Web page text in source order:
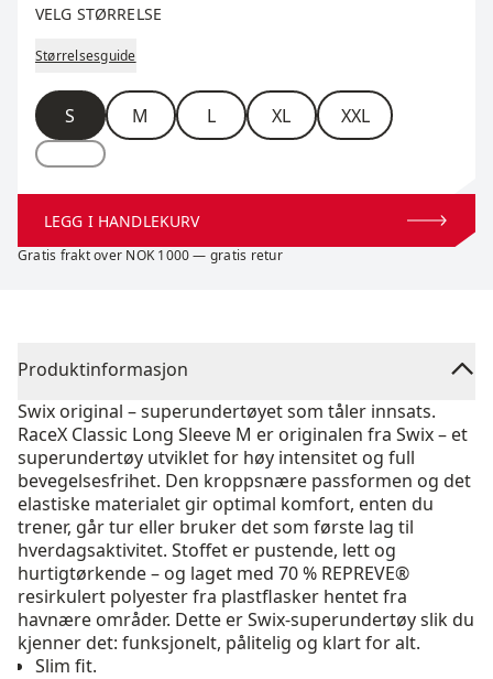
VELG STØRRELSE
Størrelsesguide
Størrelse
S M L XL XXL
LEGG I HANDLEKURV
Gratis frakt over NOK 1000 — gratis retur
Produktinformasjon
Swix original – superundertøyet som tåler innsats.
RaceX Classic Long Sleeve M er originalen fra Swix – et
superundertøy utviklet for høy intensitet og full
bevegelsesfrihet. Den kroppsnære passformen og det
elastiske materialet gir optimal komfort, enten du
trener, går tur eller bruker det som første lag til
hverdagsaktivitet. Stoffet er pustende, lett og
hurtigtørkende – og laget med 70 % REPREVE®
resirkulert polyester fra plastflasker hentet fra
havnære områder. Dette er Swix-superundertøy slik du
kjenner det: funksjonelt, pålitelig og klart for alt.
Slim fit.